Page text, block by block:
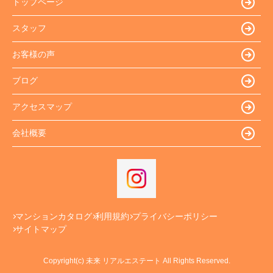
トップページ
スタッフ
お客様の声
ブログ
アクセスマップ
会社概要
マンションカタログ 利用規約 プライバシーポリシー
サイトマップ
Copyright(c) 未来 リアルエステート All Rights Reserved.